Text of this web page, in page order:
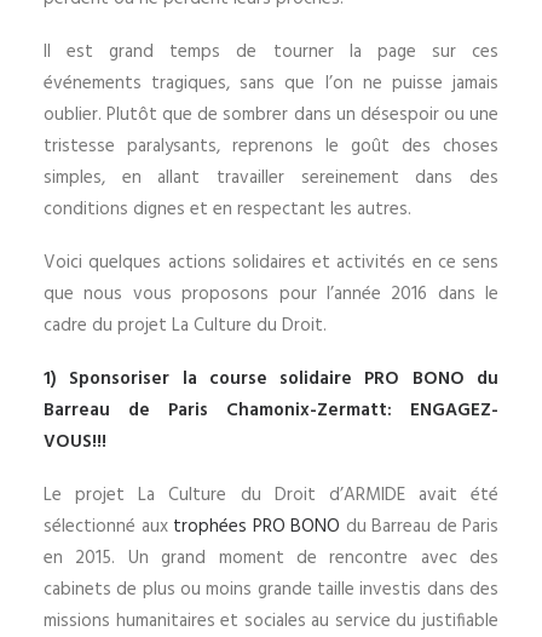
Il est grand temps de tourner la page sur ces
événements tragiques, sans que l’on ne puisse jamais
oublier. Plutôt que de sombrer dans un désespoir ou une
tristesse paralysants, reprenons le goût des choses
simples, en allant travailler sereinement dans des
conditions dignes et en respectant les autres.
Voici quelques actions solidaires et activités en ce sens
que nous vous proposons pour l’année 2016 dans le
cadre du projet La Culture du Droit.
1) Sponsoriser la course solidaire PRO BONO du
Barreau de Paris Chamonix-Zermatt: ENGAGEZ-
VOUS!!!
Le projet La Culture du Droit d’ARMIDE avait été
sélectionné aux trophées PRO BONO du Barreau de Paris
en 2015. Un grand moment de rencontre avec des
cabinets de plus ou moins grande taille investis dans des
missions humanitaires et sociales au service du justifiable